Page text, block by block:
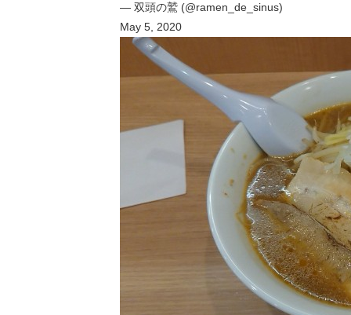
— 双頭の鷲 (@ramen_de_sinus)
May 5, 2020